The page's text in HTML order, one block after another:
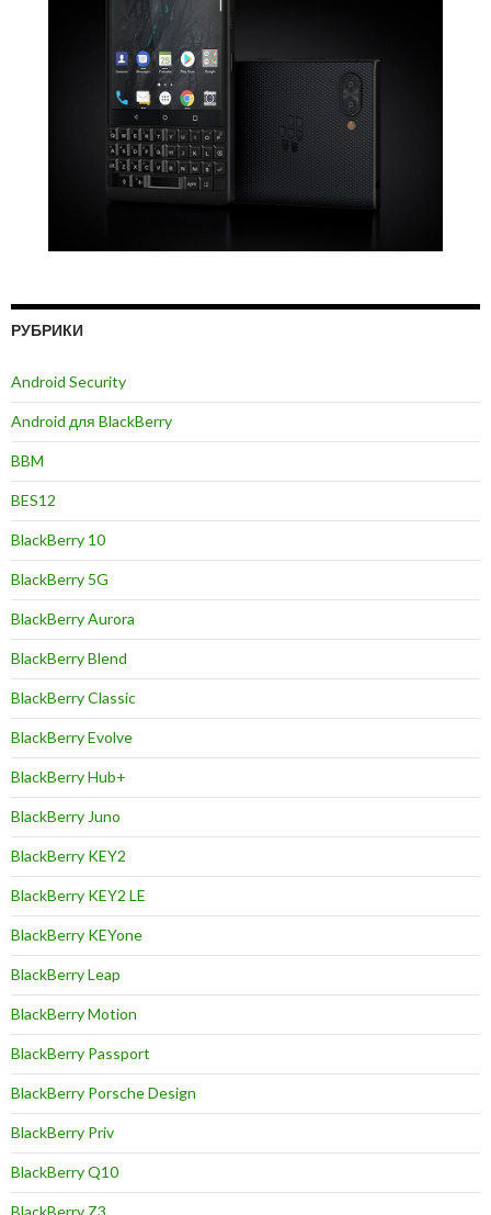
РУБРИКИ
Android Security
Android для BlackBerry
BBM
BES12
BlackBerry 10
BlackBerry 5G
BlackBerry Aurora
BlackBerry Blend
BlackBerry Classic
BlackBerry Evolve
BlackBerry Hub+
BlackBerry Juno
BlackBerry KEY2
BlackBerry KEY2 LE
BlackBerry KEYone
BlackBerry Leap
BlackBerry Motion
BlackBerry Passport
BlackBerry Porsche Design
BlackBerry Priv
BlackBerry Q10
BlackBerry Z3